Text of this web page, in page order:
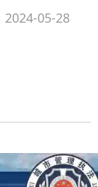
2024-05-28